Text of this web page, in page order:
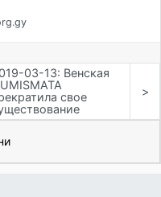
03-13: Венская
свое
>